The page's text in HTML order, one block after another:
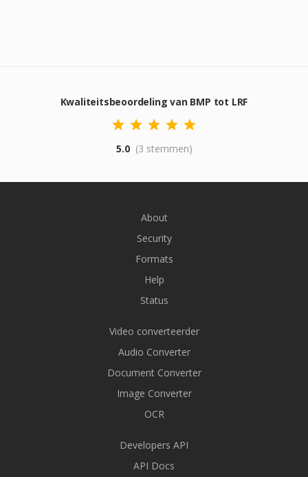
Kwaliteitsbeoordeling van BMP tot LRF
5.0 (3 stemmen)
About
Security
Formats
Help
Status
Video converteerder
Audio Converter
Document Converter
Image Converter
OCR
Developers API
API Docs